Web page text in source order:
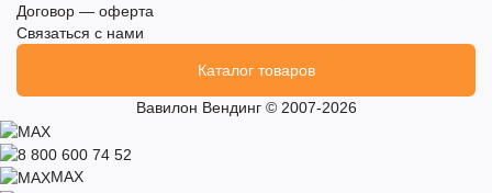
Договор — оферта
Связаться с нами
Каталог товаров
Вавилон Вендинг © 2007-2026
MAX